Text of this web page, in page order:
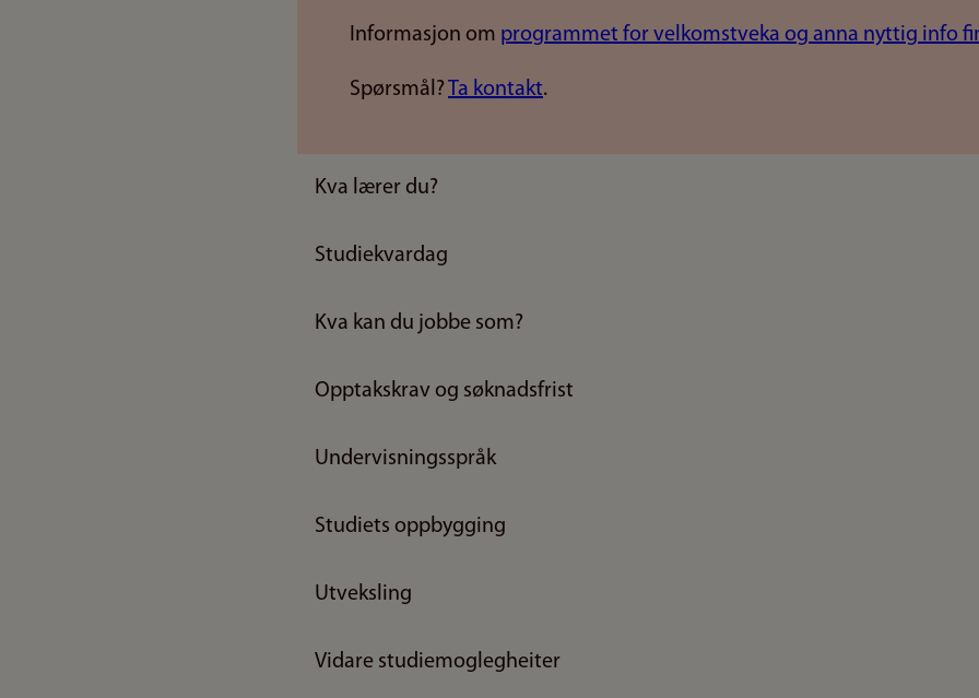
Informasjon om programmet for velkomstveka og anna nyttig info
Spørsmål? Ta kontakt.
Kva lærer du?
Studiekvardag
Kva kan du jobbe som?
Opptakskrav og søknadsfrist
Undervisningsspråk
Studiets oppbygging
Utveksling
Vidare studiemoglegheiter